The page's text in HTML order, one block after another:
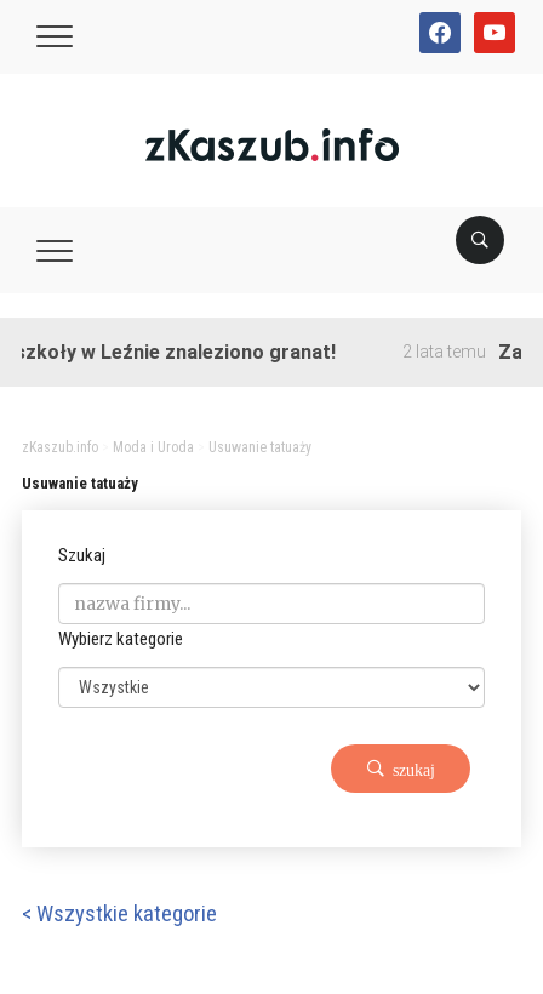
facebookyoutube
w Leźnie znaleziono granat! 2 lata temu
zKaszub.info> Moda i Uroda Usuwanie tatuaży
Usuwanie tatuaży
Szukaj
Wybierz kategorie
szukaj
< Wszystkie kategorie